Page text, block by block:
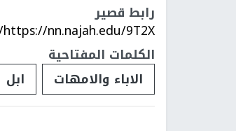
رابط قصير
https://nn.najah.edu/9T2X/
الكلمات المفتاحية
الاباء والامهات
ابل